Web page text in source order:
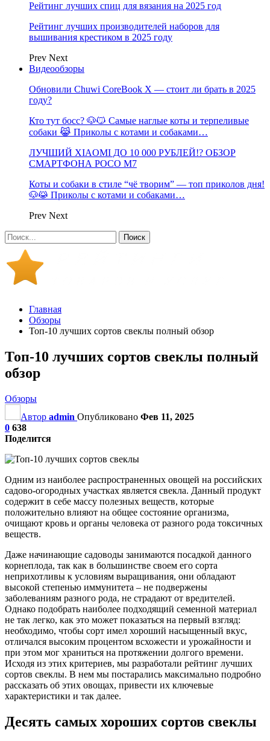
Рейтинг лучших спиц для вязания на 2025 год
Рейтинг лучших производителей наборов для
вышивания крестиком в 2025 году
Prev Next
Видеообзоры
Обновили Chuwi CoreBook X — стоит ли брать в 2025
году?
Кто тут босс? 🐶😼 Самые наглые коты и терпеливые
собаки 😹 Приколы с котами и собаками…
ЛУЧШИЙ XIAOMI ДО 10 000 РУБЛЕЙ!? ОБЗОР
СМАРТФОНА POCO M7
Коты и собаки в стиле “чё творим” — топ приколов дня!
🐶😹 Приколы с котами и собаками…
Prev Next
Главная
Обзоры
Топ-10 лучших сортов свеклы полный обзор
Топ-10 лучших сортов свеклы полный
обзор
Обзоры
Автор admin Опубликовано Фев 11, 2025
0 638
Поделится
Одним из наиболее распространенных овощей на российских
садово-огородных участках является свекла. Данный продукт
содержит в себе массу полезных веществ, которые
положительно влияют на общее состояние организма,
очищают кровь и органы человека от разного рода токсичных
веществ.
Даже начинающие садоводы занимаются посадкой данного
корнеплода, так как в большинстве своем его сорта
неприхотливы к условиям выращивания, они обладают
высокой степенью иммунитета – не подвержены
заболеваниям разного рода, не страдают от вредителей.
Однако подобрать наиболее подходящий семенной материал
не так легко, как это может показаться на первый взгляд:
необходимо, чтобы сорт имел хороший насыщенный вкус,
отличался высоким процентом всхожести и урожайности и
при этом мог храниться на протяжении долгого времени.
Исходя из этих критериев, мы разработали рейтинг лучших
сортов свеклы. В нем мы постарались максимально подробно
рассказать об этих овощах, привести их ключевые
характеристики и так далее.
Десять самых хороших сортов свеклы